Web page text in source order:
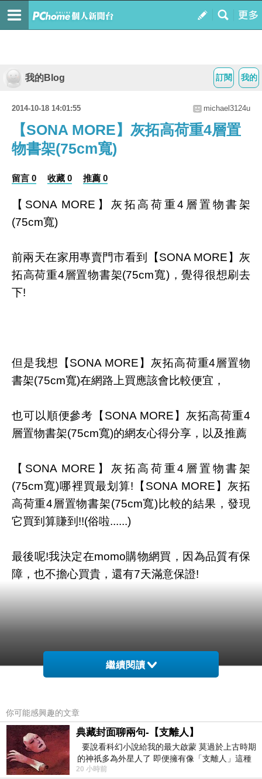
我的
訂閱
我的Blog
2014-10-18 14:01:55 michael3124u
【SONA MORE】灰拓高荷重4層置
物書架(75cm寬)
留言 0 收藏 0 推薦 0
【SONA MORE】灰拓高荷重4層置物書架
(75cm寬)
前兩天在家用專賣門市看到【SONA MORE】灰
拓高荷重4層置物書架(75cm寬)，覺得很想刷去
下!
但是我想【SONA MORE】灰拓高荷重4層置物
書架(75cm寬)在網路上買應該會比較便宜，
也可以順便參考【SONA MORE】灰拓高荷重4
層置物書架(75cm寬)的網友心得分享，以及推薦
【SONA MORE】灰拓高荷重4層置物書架
(75cm寬)哪裡買最划算!【SONA MORE】灰拓
高荷重4層置物書架(75cm寬)比較的結果，發現
它買到算賺到!!(俗啦......)
最後呢!我決定在momo購物網買，因為品質有保
障，也不擔心買貴，還有7天滿意保證!
繼續閱讀
你可能感興趣的文章
典藏封面聊兩句-【支離人】
要說看科幻小說給我的最大啟蒙 莫過於上古時期
的神祇多為外星人了 即便擁有像「支離人」這種
驚世駭俗的神通法門 也未必讀
20 小時前